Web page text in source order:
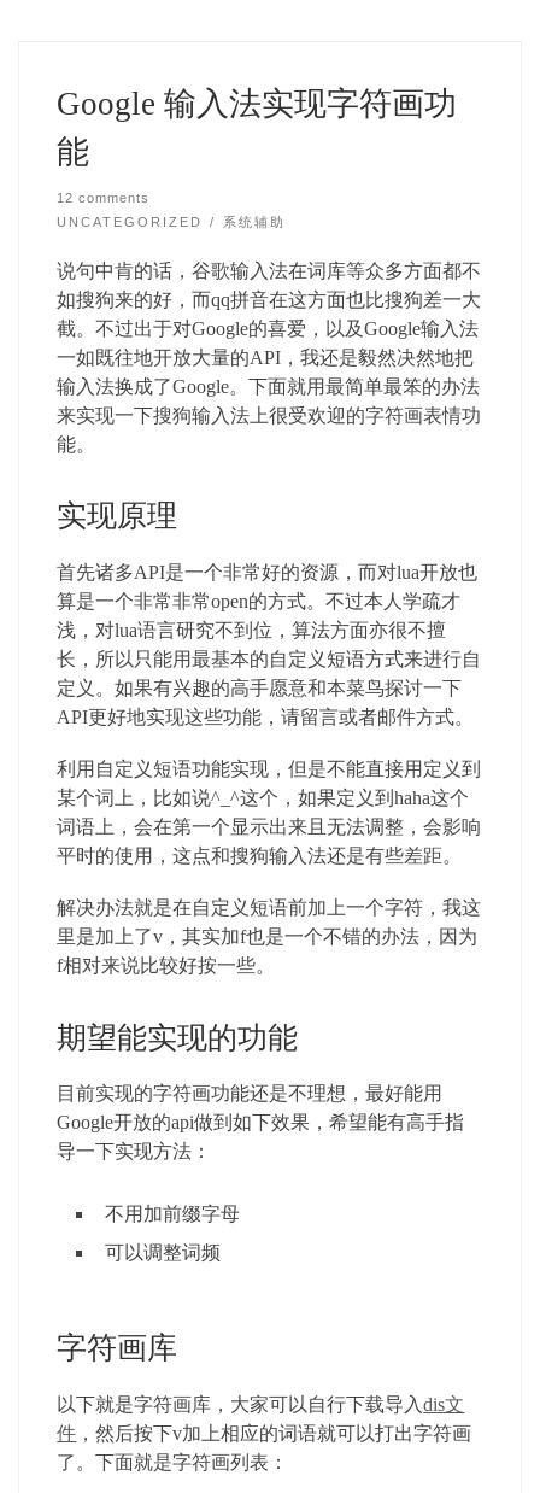
Google 输入法实现字符画功
能
12 comments
UNCATEGORIZED
系统辅助
说句中肯的话，谷歌输入法在词库等众多方面都不
如搜狗来的好，而qq拼音在这方面也比搜狗差一大
截。不过出于对Google的喜爱，以及Google输入法
一如既往地开放大量的API，我还是毅然决然地把
输入法换成了Google。下面就用最简单最笨的办法
来实现一下搜狗输入法上很受欢迎的字符画表情功
能。
实现原理
首先诸多API是一个非常好的资源，而对lua开放也
算是一个非常非常open的方式。不过本人学疏才
浅，对lua语言研究不到位，算法方面亦很不擅
长，所以只能用最基本的自定义短语方式来进行自
定义。如果有兴趣的高手愿意和本菜鸟探讨一下
API更好地实现这些功能，请留言或者邮件方式。
利用自定义短语功能实现，但是不能直接用定义到
某个词上，比如说^_^这个，如果定义到haha这个
词语上，会在第一个显示出来且无法调整，会影响
平时的使用，这点和搜狗输入法还是有些差距。
解决办法就是在自定义短语前加上一个字符，我这
里是加上了v，其实加f也是一个不错的办法，因为
f相对来说比较好按一些。
期望能实现的功能
目前实现的字符画功能还是不理想，最好能用
Google开放的api做到如下效果，希望能有高手指
导一下实现方法：
不用加前缀字母
可以调整词频
字符画库
以下就是字符画库，大家可以自行下载导入dis文
件 ，然后按下v加上相应的词语就可以打出字符画
了。下面就是字符画列表：